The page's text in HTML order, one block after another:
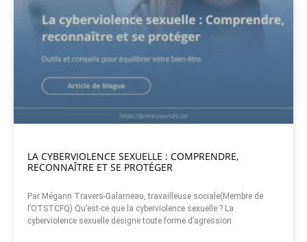
LA CYBERVIOLENCE SEXUELLE : COMPRENDRE,
RECONNAÎTRE ET SE PROTÉGER
Par Mégann Travers-Galarneau, travailleuse sociale(Membre de
l’OTSTCFQ) Qu’est-ce que la cyberviolence sexuelle ? La
cyberviolence sexuelle désigne toute forme d’agression